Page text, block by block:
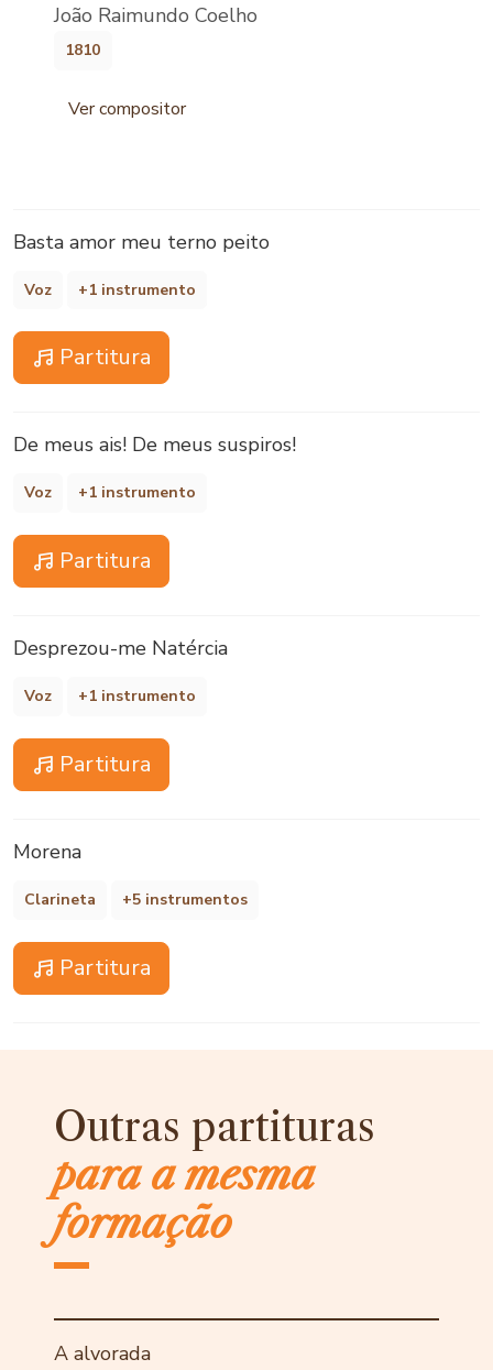
João Raimundo Coelho
1810
Ver compositor
Basta amor meu terno peito
Voz +1 instrumento
Partitura
De meus ais! De meus suspiros!
Voz +1 instrumento
Partitura
Desprezou-me Natércia
Voz +1 instrumento
Partitura
Morena
Clarineta +5 instrumentos
Partitura
Outras partituras
para a mesma
formação
A alvorada